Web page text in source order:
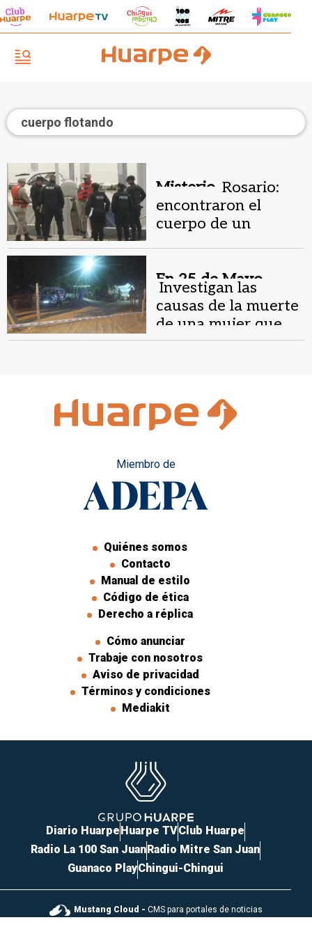
cuerpo flotando
Misterio. Rosario:
encontraron el
cuerpo de un
En 25 de Mayo.
Investigan las
causas de la muerte
de una mujer que
fue hallada en un
Miembro de
Quiénes somos
Contacto
Manual de estilo
Código de ética
Derecho a réplica
Cómo anunciar
Trabaje con nosotros
Aviso de privacidad
Términos y condiciones
Mediakit
Diario HuarpeHuarpe TVClub Huarpe
Radio La 100 San JuanRadio Mitre San Juan
Guanaco PlayChingui-Chingui
Mustang Cloud - CMS para portales de noticias